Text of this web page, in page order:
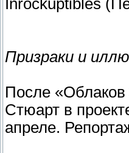
Inrockuptibles
Призраки и
После
Стюарт в
апреле.